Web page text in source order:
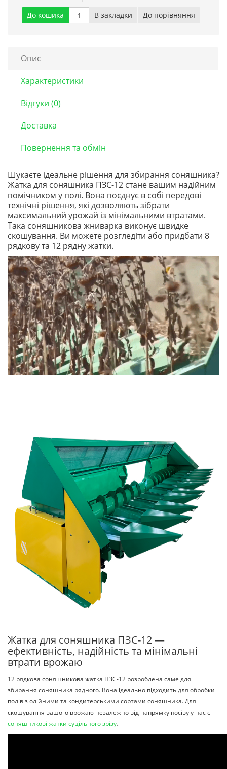
До кошика В закладки До порівняння
Опис
Характеристики
Відгуки (0)
Доставка
Повернення та обмін
Шукаєте ідеальне рішення для збирання соняшника?
Жатка для соняшника ПЗС-12 стане вашим надійним
помічником у полі. Вона поєднує в собі передові
технічні рішення, які дозволяють зібрати
максимальний урожай із мінімальними втратами.
Така соняшникова жниварка виконує швидке
скошування. Ви можете розгледіти або придбати 8
рядкову та 12 рядну жатки.
Жатка для соняшника ПЗС-12 —
ефективність, надійність та мінімальні
втрати врожаю
12 рядкова соняшникова жатка ПЗС-12 розроблена саме для
збирання соняшника рядного. Вона ідеально підходить для обробки
полів з олійними та кондитерськими сортами соняшника. Для
скошування вашого врожаю незалежно від напрямку посіву у нас є
соняшникові жатки суцільного зрізу.